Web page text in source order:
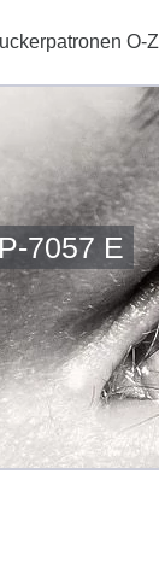
O-Z
7057 E